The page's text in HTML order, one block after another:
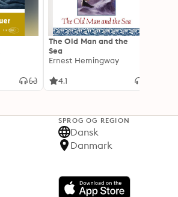
The Old Man and the
Sea
Ernest Hemingway
4.1
SPROG OG REGION
Dansk
Danmark